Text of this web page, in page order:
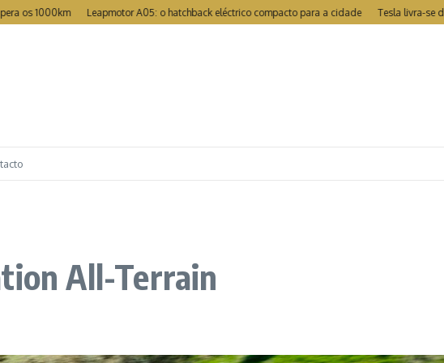
Leapmotor A05: o hatchback eléctrico compacto para a cidade Tesla livra-se de
All-Terrain